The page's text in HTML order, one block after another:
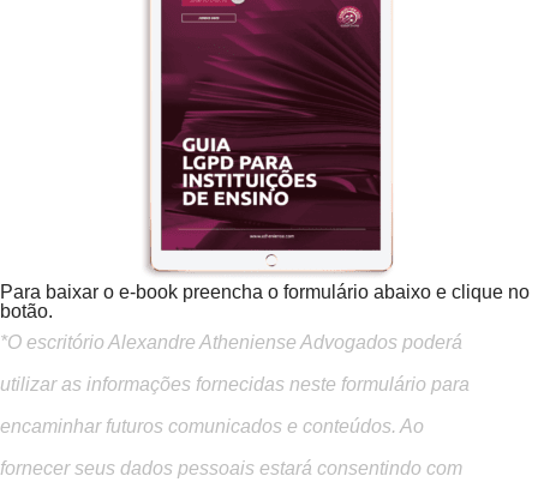
Para baixar o e-book preencha o formulário abaixo e clique no
botão.
*O escritório Alexandre Atheniense Advogados poderá
utilizar as informações fornecidas neste formulário para
encaminhar futuros comunicados e conteúdos. Ao
fornecer seus dados pessoais estará consentindo com